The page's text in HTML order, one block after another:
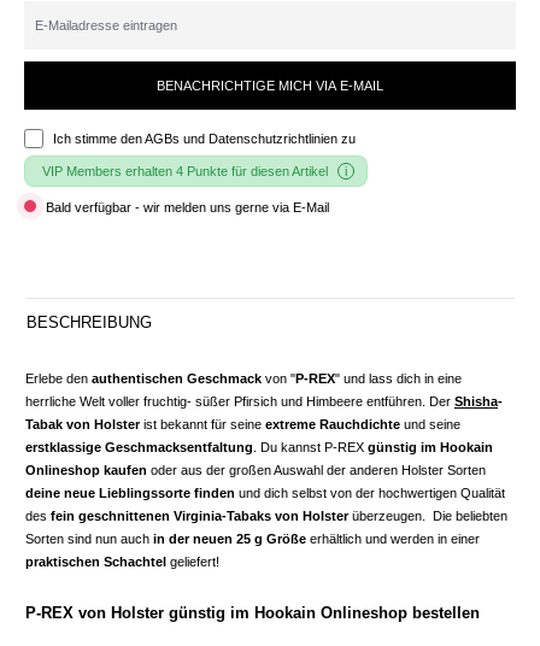
BENACHRICHTIGE MICH VIA E-MAIL
Ich stimme denAGBs und Datenschutzrichtlinien zu
VIP Members erhalten 4 Punkte für diesen Artikel
Bald verfügbar - wir melden uns gerne via E-Mail
BESCHREIBUNG
Erlebe den authentischen Geschmack von "P-REX" und lass dich in eine
herrliche Welt voller fruchtig- süßer Pfirsich und Himbeere entführen. Der Shisha-
Tabak von Holsterist bekannt für seine extreme Rauchdichte und seine
erstklassige Geschmacksentfaltung . Du kannst P-REX günstig im Hookain
Onlineshop kaufen oder aus der großen Auswahl der anderen Holster Sorten
deine neue Lieblingssorte finden und dich selbst von der hochwertigen Qualität
des fein geschnittenen Virginia-Tabaks von Holsterüberzeugen. Die beliebten
Sorten sind nun auch in der neuen 25 g Größe erhältlich und werden in einer
praktischen Schachtel geliefert!
P-REX von Holster günstig im Hookain Onlineshop bestellen